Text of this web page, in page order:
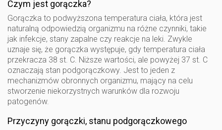
Czym jest gorączka?
Gorączka to podwyższona temperatura ciała, która jest
naturalną odpowiedzią organizmu na różne czynniki, takie
jak infekcje, stany zapalne czy reakcje na leki. Zwykle
uznaje się, że gorączka występuje, gdy temperatura ciała
przekracza 38 st. C. Niższe wartości, ale powyżej 37 st. C
oznaczają stan podgorączkowy. Jest to jeden z
mechanizmów obronnych organizmu, mający na celu
stworzenie niekorzystnych warunków dla rozwoju
patogenów.
Przyczyny gorączki, stanu podgorączkowego